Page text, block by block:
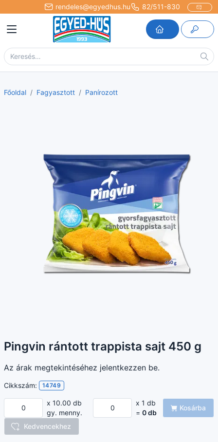
rendeles@egyedhus.hu 82/511-830
Főoldal Fagyasztott Panírozott
Pingvin rántott trappista sajt 450 g
Az árak megtekintéséhez jelentkezzen be.
Cikkszám: 14749
x 10.00 db
gy. menny.
x 1 db
=0db
Kosárba
Kedvencekhez